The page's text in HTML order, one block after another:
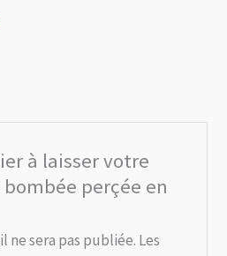
à laisser votre
bombée perçée en
ne sera pas publiée. Les